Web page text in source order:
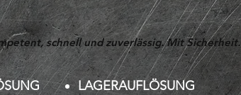
schnell und zuverlässig. Mit Sicherheit.
LAGERAUFLÖSUNG